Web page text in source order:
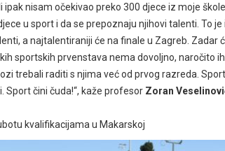
ipak nisam očekivao preko 300 djece iz moje
u sport i da se prepoznaju njihovi talenti. To je
a najtalentiraniji će na finale u Zagreb. Zadar
sportskih prvenstava nema dovoljno, naročito
trebali raditi s njima već od prvog razreda.
Sport čini čuda!“, kaže profesor Zoran
kvalifikacijama u Makarskoj